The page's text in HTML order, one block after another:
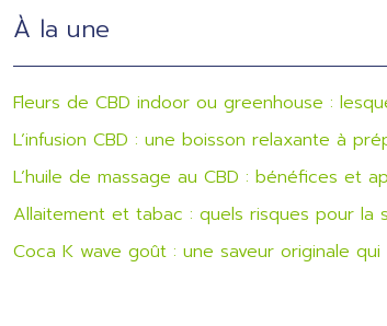
À la une
Fleurs de CBD indoor ou greenhouse :
L’infusion CBD : une boisson relaxante à
L’huile de massage au CBD : bénéfices et
Allaitement et tabac : quels risques pour la
Coca K wave goût : une saveur originale